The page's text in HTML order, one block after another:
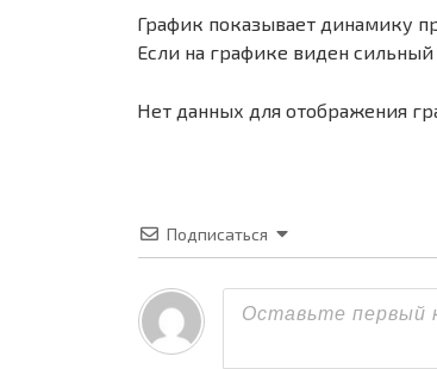
График показывает динамику
Если на графике виден
Нет данных для отображения
Подписаться